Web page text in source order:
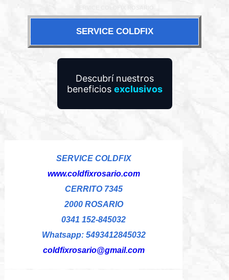
SERVICE COLDFIX
Descubrí nuestros
beneficios exclusivos
SERVICE COLDFIX
www.coldfixrosario.com
CERRITO 7345
2000 ROSARIO
0341 152-845032
Whatsapp: 5493412845032
coldfixrosario@gmail.com